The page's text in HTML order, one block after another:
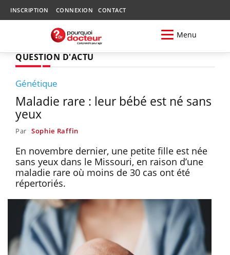
INSCRIPTION CONNEXION CONTACT
Menu
QUESTION D'ACTU
Génétique
Maladie rare : leur bébé est né sans
yeux
Par Sophie Raffin
En novembre dernier, une petite fille est née
sans yeux dans le Missouri, en raison d’une
maladie rare où moins de 30 cas ont été
répertoriés.